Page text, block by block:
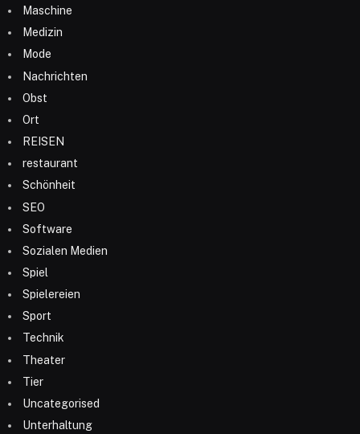
Maschine
Medizin
Mode
Nachrichten
Obst
Ort
REISEN
restaurant
Schönheit
SEO
Software
Sozialen Medien
Spiel
Spielereien
Sport
Technik
Theater
Tier
Uncategorised
Unterhaltung